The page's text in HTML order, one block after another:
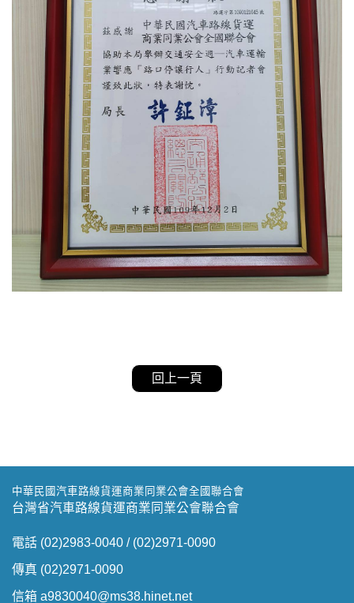
回上一頁
中華民國汽車路線貨運商業同業公會全國聯合會
台灣省汽車路線貨運商業同業公會聯合會
電話 (02)2983-0040 / (02)2971-0090
傳真 (02)2971-0090
信箱 a9830040@ms38.hinet.net